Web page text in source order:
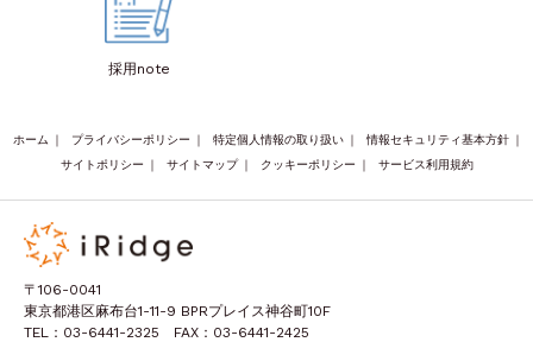
採用note
ホーム ｜ プライバシーポリシー ｜ 特定個人情報の取り扱い ｜ 情報セキュリティ基本方針 ｜
サイトポリシー
｜ サイトマップ ｜ クッキーポリシー ｜ サービス利用規約
〒106-0041
東京都港区麻布台1-11-9 BPRプレイス神谷町10F
TEL：03-6441-2325 FAX：03-6441-2425